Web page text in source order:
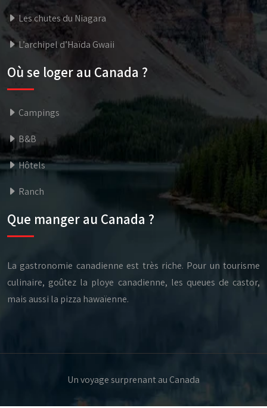
Les chutes du Niagara
L’archipel d’Haïda Gwaii
Où se loger au Canada ?
Campings
B&B
Hôtels
Ranch
Que manger au Canada ?
La gastronomie canadienne est très riche. Pour un tourisme
culinaire, goûtez la ploye canadienne, les queues de castor,
mais aussi la pizza hawaïenne.
Un voyage surprenant au Canada